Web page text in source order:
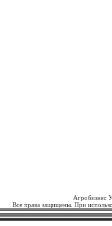
Агробизнес
Все права защищены. При